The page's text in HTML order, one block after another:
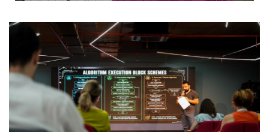
იხილეთ მეტი